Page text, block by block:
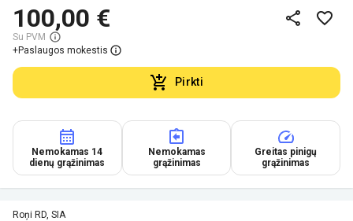
100,00 €
Su PVM
+Paslaugos mokestis
Pirkti
Nemokamas 14
dienų grąžinimas
Nemokamas
grąžinimas
Greitas pinigų
grąžinimas
Roņi RD, SIA